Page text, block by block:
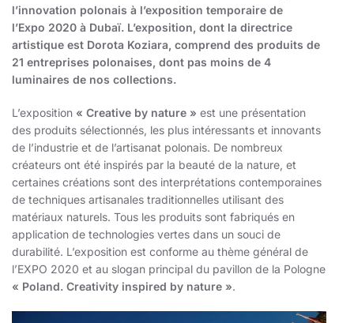
l’innovation polonais à l’exposition temporaire de
l’Expo 2020 à Dubaï. L’exposition, dont la directrice
artistique est Dorota Koziara, comprend des produits de
21 entreprises polonaises, dont pas moins de 4
luminaires de nos collections.
L’exposition « Creative by nature » est une présentation
des produits sélectionnés, les plus intéressants et innovants
de l’industrie et de l’artisanat polonais. De nombreux
créateurs ont été inspirés par la beauté de la nature, et
certaines créations sont des interprétations contemporaines
de techniques artisanales traditionnelles utilisant des
matériaux naturels. Tous les produits sont fabriqués en
application de technologies vertes dans un souci de
durabilité. L’exposition est conforme au thème général de
l’EXPO 2020 et au slogan principal du pavillon de la Pologne
« Poland. Creativity inspired by nature ».